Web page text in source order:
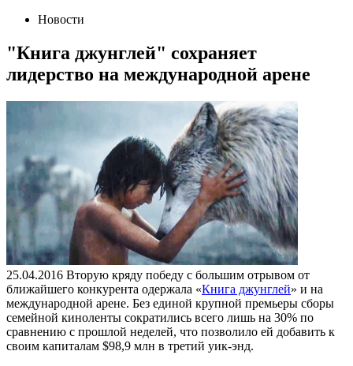
Новости
"Книга джунглей" сохраняет
лидерство на международной арене
25.04.2016 Вторую кряду победу с большим отрывом от
ближайшего конкурента одержала «Книга джунглей» и на
международной арене. Без единой крупной премьеры сборы
семейной киноленты сократились всего лишь на 30% по
сравнению с прошлой неделей, что позволило ей добавить к
своим капиталам $98,9 млн в третий уик-энд.